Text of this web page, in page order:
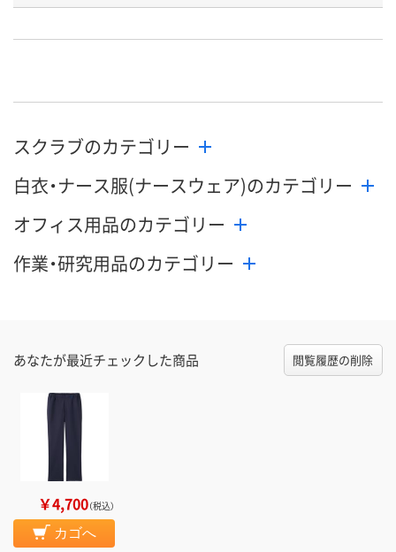
号
お届け日 8月25日（火）まで 8月25日（火）
メーカー都合により
販売停止中です
数量
カゴへ カ
スクラブのカテゴリー
白衣・ナース服(ナースウェア)のカテゴリー
オフィス用品のカテゴリー
作業・研究用品のカテゴリー
あなたが最近チェックした商品 閲覧履歴の削除
￥4,700（税込）
カゴへ